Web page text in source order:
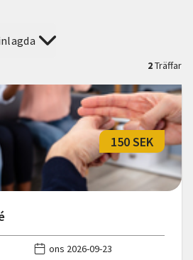
2Träffar
150 SEK
ons 2026-09-23